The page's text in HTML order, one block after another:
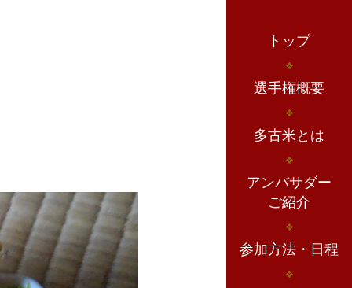
トップ
選手権概要
多古米とは
アンバサダー
ご紹介
参加方法・日程